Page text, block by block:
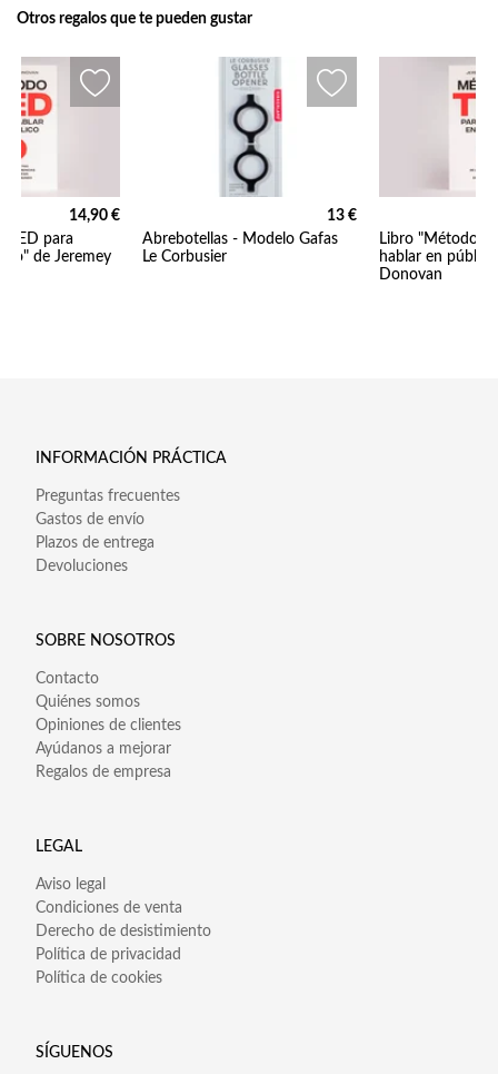
Otros regalos que te pueden gustar
14,90 €
TED para
de Jeremey
13 €
Abrebotellas - Modelo Gafas
Le Corbusier
Libro "Método
hablar en
Donovan
INFORMACIÓN PRÁCTICA
Preguntas frecuentes
Gastos de envío
Plazos de entrega
Devoluciones
SOBRE NOSOTROS
Contacto
Quiénes somos
Opiniones de clientes
Ayúdanos a mejorar
Regalos de empresa
LEGAL
Aviso legal
Condiciones de venta
Derecho de desistimiento
Política de privacidad
Política de cookies
SÍGUENOS